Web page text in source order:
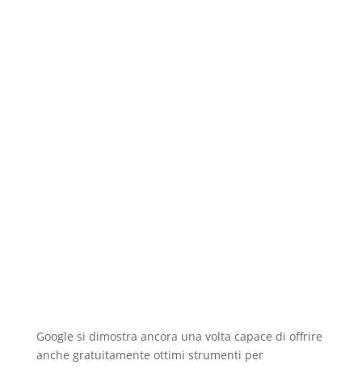
Google si dimostra ancora una volta capace di offrire
anche gratuitamente ottimi strumenti per